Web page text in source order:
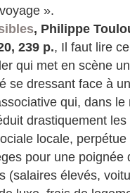
».
, Philippe
239 p., Il faut lire
qui met en scène
se dressant face à
qui, dans le
drastiquement
locale,
pour une poignée
(salaires élevés,